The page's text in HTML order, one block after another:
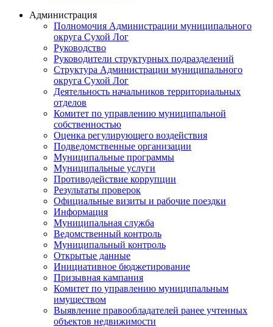
Администрация
Полномочия Администрации муниципального
округа Сухой Лог
Руководство
Руководители структурных подразделений
Структура Администрации муниципального
округа Сухой Лог
Деятельность начальников территориальных
отделов
Комитет по управлению муниципальной
собственностью
Оценка регулирующего воздействия
Подведомственные организации
Муниципальные программы
Муниципальные услуги
Противодействие коррупции
Результаты проверок
Официальные визиты и рабочие поездки
Информация
Муниципальная служба
Ведомственный контроль
Муниципальный контроль
Открытые данные
Инициативное бюджетирование
Призывная кампания
Комитет по управлению муниципальным
имуществом
Выявление правообладателей ранее учтенных
объектов недвижимости